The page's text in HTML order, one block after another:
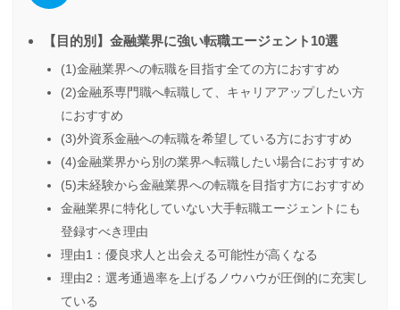
【目的別】金融業界に強い転職エージェント10選
(1)金融業界への転職を目指す全ての方におすすめ
(2)金融系専門職へ転職して、キャリアアップしたい方
におすすめ
(3)外資系金融への転職を希望している方におすすめ
(4)金融業界から別の業界へ転職したい場合におすすめ
(5)未経験から金融業界への転職を目指す方におすすめ
金融業界に特化していない大手転職エージェントにも
登録すべき理由
理由1：優良求人と出会える可能性が高くなる
理由2：選考通過率を上げるノウハウが圧倒的に充実し
ている